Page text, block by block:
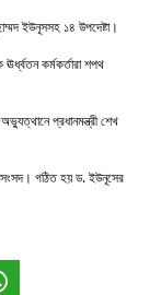
ইউনূসসহ ১৪ উপদেষ্টা।
কর্মকর্তারা শপথ
প্রধানমন্ত্রী শেখ
সংসদ। গঠিত হয় ড. ইউনূসের